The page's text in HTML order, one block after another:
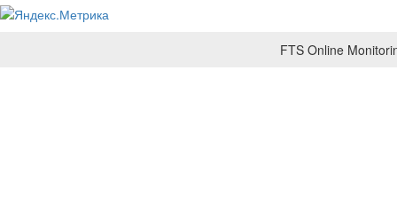
FTS Online